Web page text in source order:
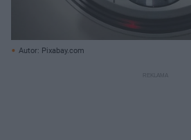
Autor: Pixabay.com